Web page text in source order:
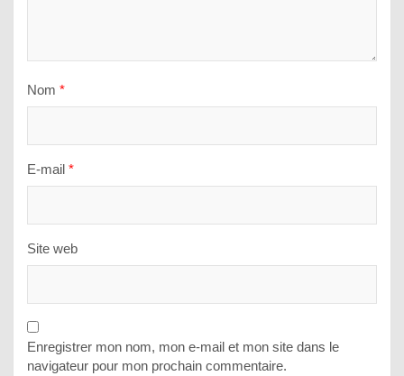
Nom *
E-mail *
Site web
Enregistrer mon nom, mon e-mail et mon site dans le
navigateur pour mon prochain commentaire.